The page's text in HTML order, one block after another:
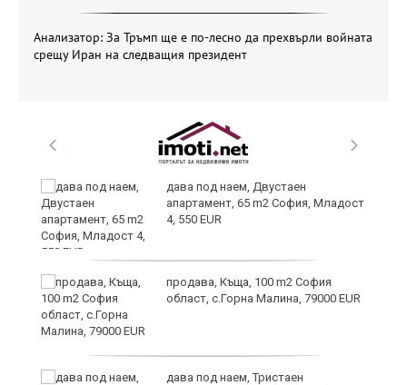
Анализатор: За Тръмп ще е по-лесно да прехвърли войната
срещу Иран на следващия президент
дава под наем, Двустаен
апартамент, 65 m2 София, Младост
4, 550 EUR
продава, Къща, 100 m2 София
област, с.Горна Малина, 79000 EUR
дава под наем, Тристаен